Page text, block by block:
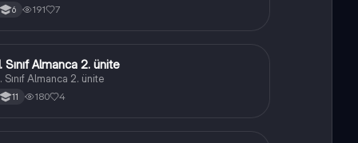
6 191 7
Almanca
Sınıf Almanca 2. ünite
Sınıf Almanca 2. ünite
11 180 4